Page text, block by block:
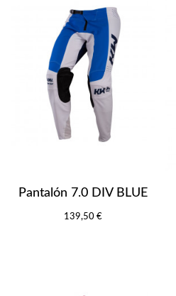
Pantalón 7.0 DIV BLUE
139,50 €